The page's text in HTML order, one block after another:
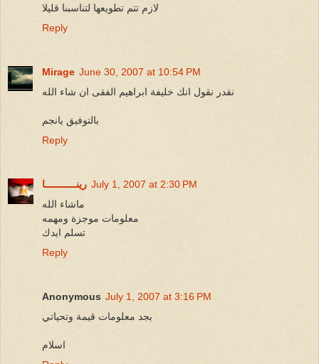
لازم تتم تطويعها لتناسبنا قليلا
Reply
Mirage June 30, 2007 at 10:54 PM
نقدر نقول انك خليفة ابراهيم الفقى ان شاء الله
بالتوفيق يانجم
Reply
رينـــــــــــا July 1, 2007 at 2:30 PM
ماشاء الله
معلومات موجزة ومهمه
تسلم ايدك
Reply
Anonymous July 1, 2007 at 3:16 PM
بجد معلومات قيمة وتحياتي
اسلام